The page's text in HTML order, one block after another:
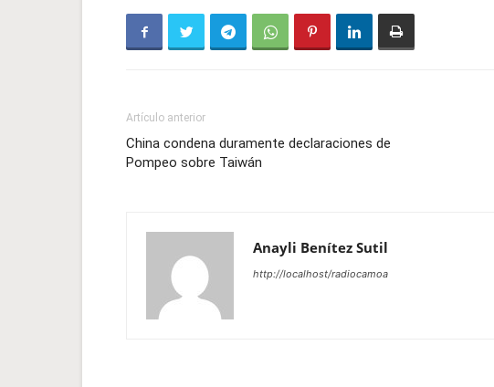
Artículo anterior
China condena duramente declaraciones de
Pompeo sobre Taiwán
Anayli Benítez Sutil
http://localhost/radiocamoa